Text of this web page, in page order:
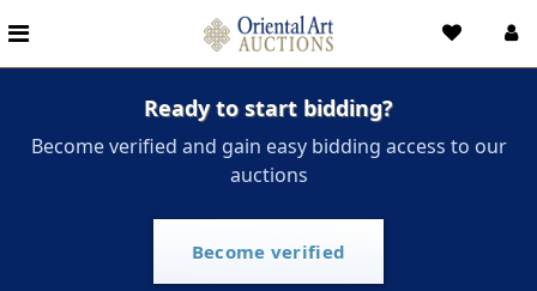
Ready to start bidding?
Become verified and gain easy bidding access to our
auctions
Become verified